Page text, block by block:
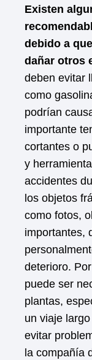
Existen
debido a
dañar otros
deben evitar
como
podrían
importante
cortantes o
y
accidentes
los objetos
como fotos,
importantes,
deterioro.
puede ser
plantas,
un viaje
evitar
la compañía